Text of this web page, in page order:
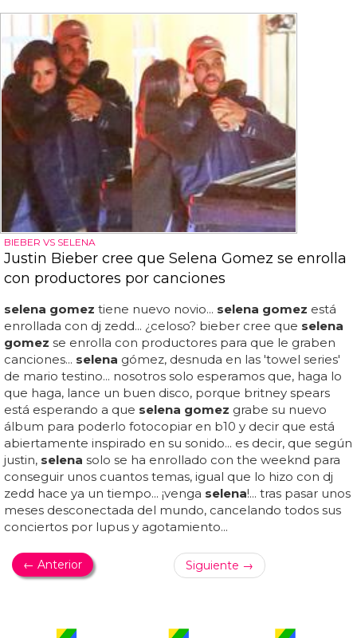
BIEBER VS SELENA
Justin Bieber cree que Selena Gomez se enrolla
con productores por canciones
selena gomez tiene nuevo novio... selena gomez está
enrollada con dj zedd... ¿celoso? bieber cree que selena
gomez se enrolla con productores para que le graben
canciones... selena gómez, desnuda en las 'towel series'
de mario testino... nosotros solo esperamos que, haga lo
que haga, lance un buen disco, porque britney spears
está esperando a que selena gomez grabe su nuevo
álbum para poderlo fotocopiar en b10 y decir que está
abiertamente inspirado en su sonido... es decir, que según
justin, selena solo se ha enrollado con the weeknd para
conseguir unos cuantos temas, igual que lo hizo con dj
zedd hace ya un tiempo... ¡venga selena!... tras pasar unos
meses desconectada del mundo, cancelando todos sus
conciertos por lupus y agotamiento...
← Anterior Siguiente →